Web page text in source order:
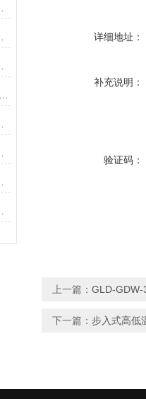
详细地址：
补充说明：
验证码：
上一篇： GLD-GDW-
下一篇： 步入式高低